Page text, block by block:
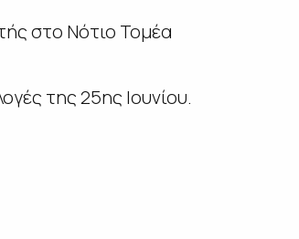
στο Νότιο Τομέα
της 25ης Ιουνίου.